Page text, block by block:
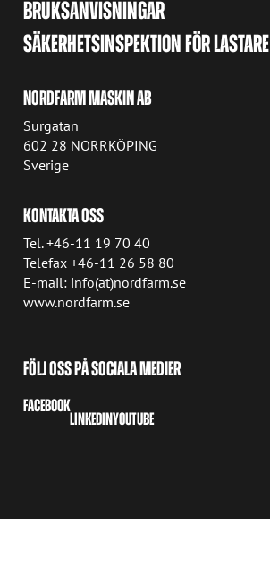
BRUKSANVISNINGAR
SÄKERHETSINSPEKTION FÖR LASTARE
NORDFARM MASKIN AB
Surgatan
602 28 NORRKÖPING
Sverige
KONTAKTA OSS
Tel. +46-11 19 70 40
Telefax +46-11 26 58 80
E-mail: info(at)nordfarm.se
www.nordfarm.se
FÖLJ OSS PÅ SOCIALA MEDIER
FACEBOOK
LINKEDINYOUTUBE